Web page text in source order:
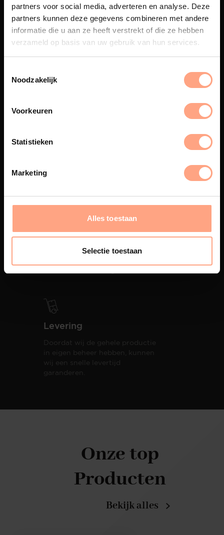
partners voor social media, adverteren en analyse. Deze
partners kunnen deze gegevens combineren met andere
informatie die u aan ze heeft verstrekt of die ze hebben
verzameld op basis van uw gebruik van hun services.
Noodzakelijk
Voorkeuren
Statistieken
Marketing
Alles toestaan
Selectie toestaan
Maatwerk
beleving, waar Nederlands
vakmanschap en design
ontzorging van eerste schets tot
Levering
Doordat wij de gehele productie
in eigen beheer hebben, kunnen
wij een snelle levertijd
garanderen.
Onze top
Producten
Bekijk alles